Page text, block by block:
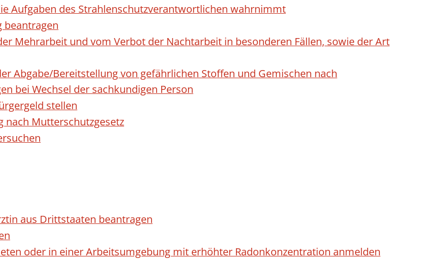
Aufgaben des Strahlenschutzverantwortlichen wahrnimmt
beantragen
Mehrarbeit und vom Verbot der Nachtarbeit in besonderen Fällen, sowie der Art
Abgabe/Bereitstellung von gefährlichen Stoffen und Gemischen nach
bei Wechsel der sachkundigen Person
stellen
nach Mutterschutzgesetz
aus Drittstaaten beantragen
oder in einer Arbeitsumgebung mit erhöhter Radonkonzentration anmelden